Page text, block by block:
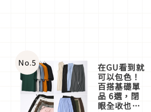
No.5 在GU看到就
可以包色！
百搭基礎單
品 6選，閉
眼全收也不